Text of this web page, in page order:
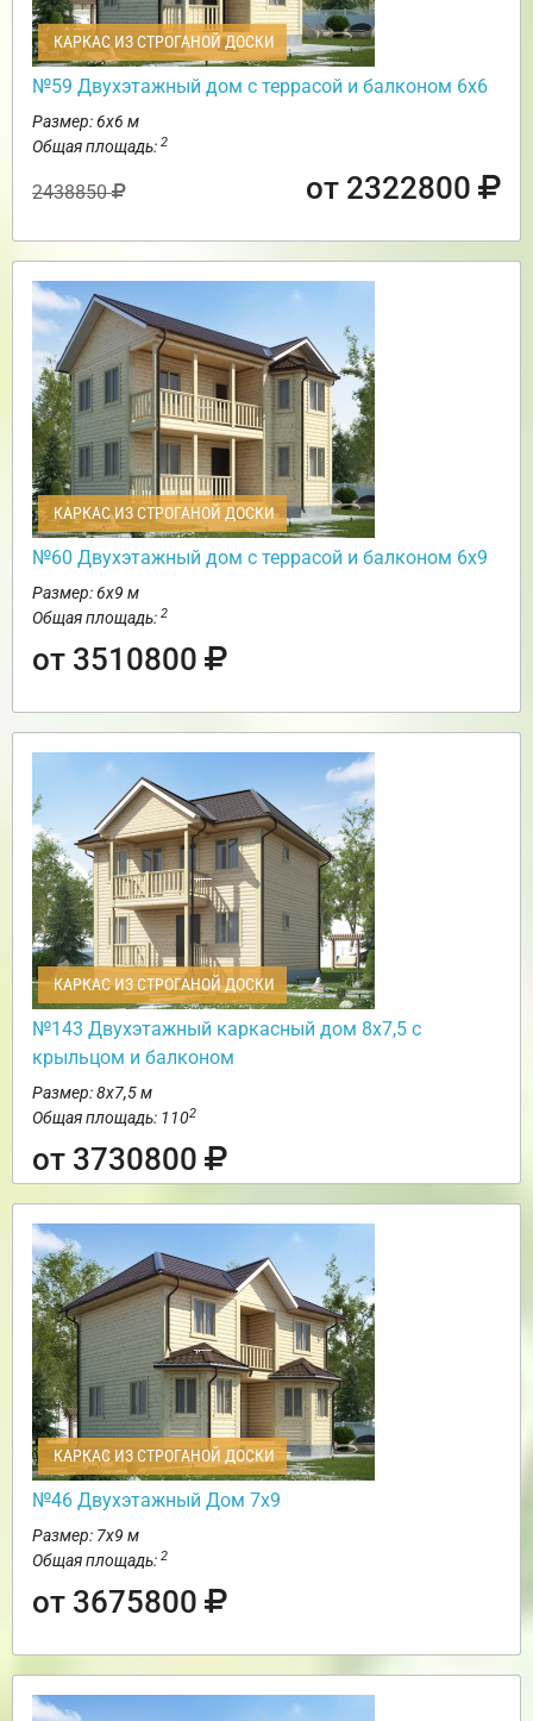
КАРКАС ИЗ СТРОГАНОЙ ДОСКИ
№59 Двухэтажный дом с террасой и балконом 6х6
Размер: 6х6 м
Общая площадь: 2
2438850 от 2322800
КАРКАС ИЗ СТРОГАНОЙ ДОСКИ
№60 Двухэтажный дом с террасой и балконом 6х9
Размер: 6х9 м
Общая площадь: 2
от 3510800
КАРКАС ИЗ СТРОГАНОЙ ДОСКИ
№143 Двухэтажный каркасный дом 8х7,5 с
крыльцом и балконом
Размер: 8х7,5 м
Общая площадь: 1102
от 3730800
КАРКАС ИЗ СТРОГАНОЙ ДОСКИ
№46 Двухэтажный Дом 7х9
Размер: 7х9 м
Общая площадь: 2
от 3675800